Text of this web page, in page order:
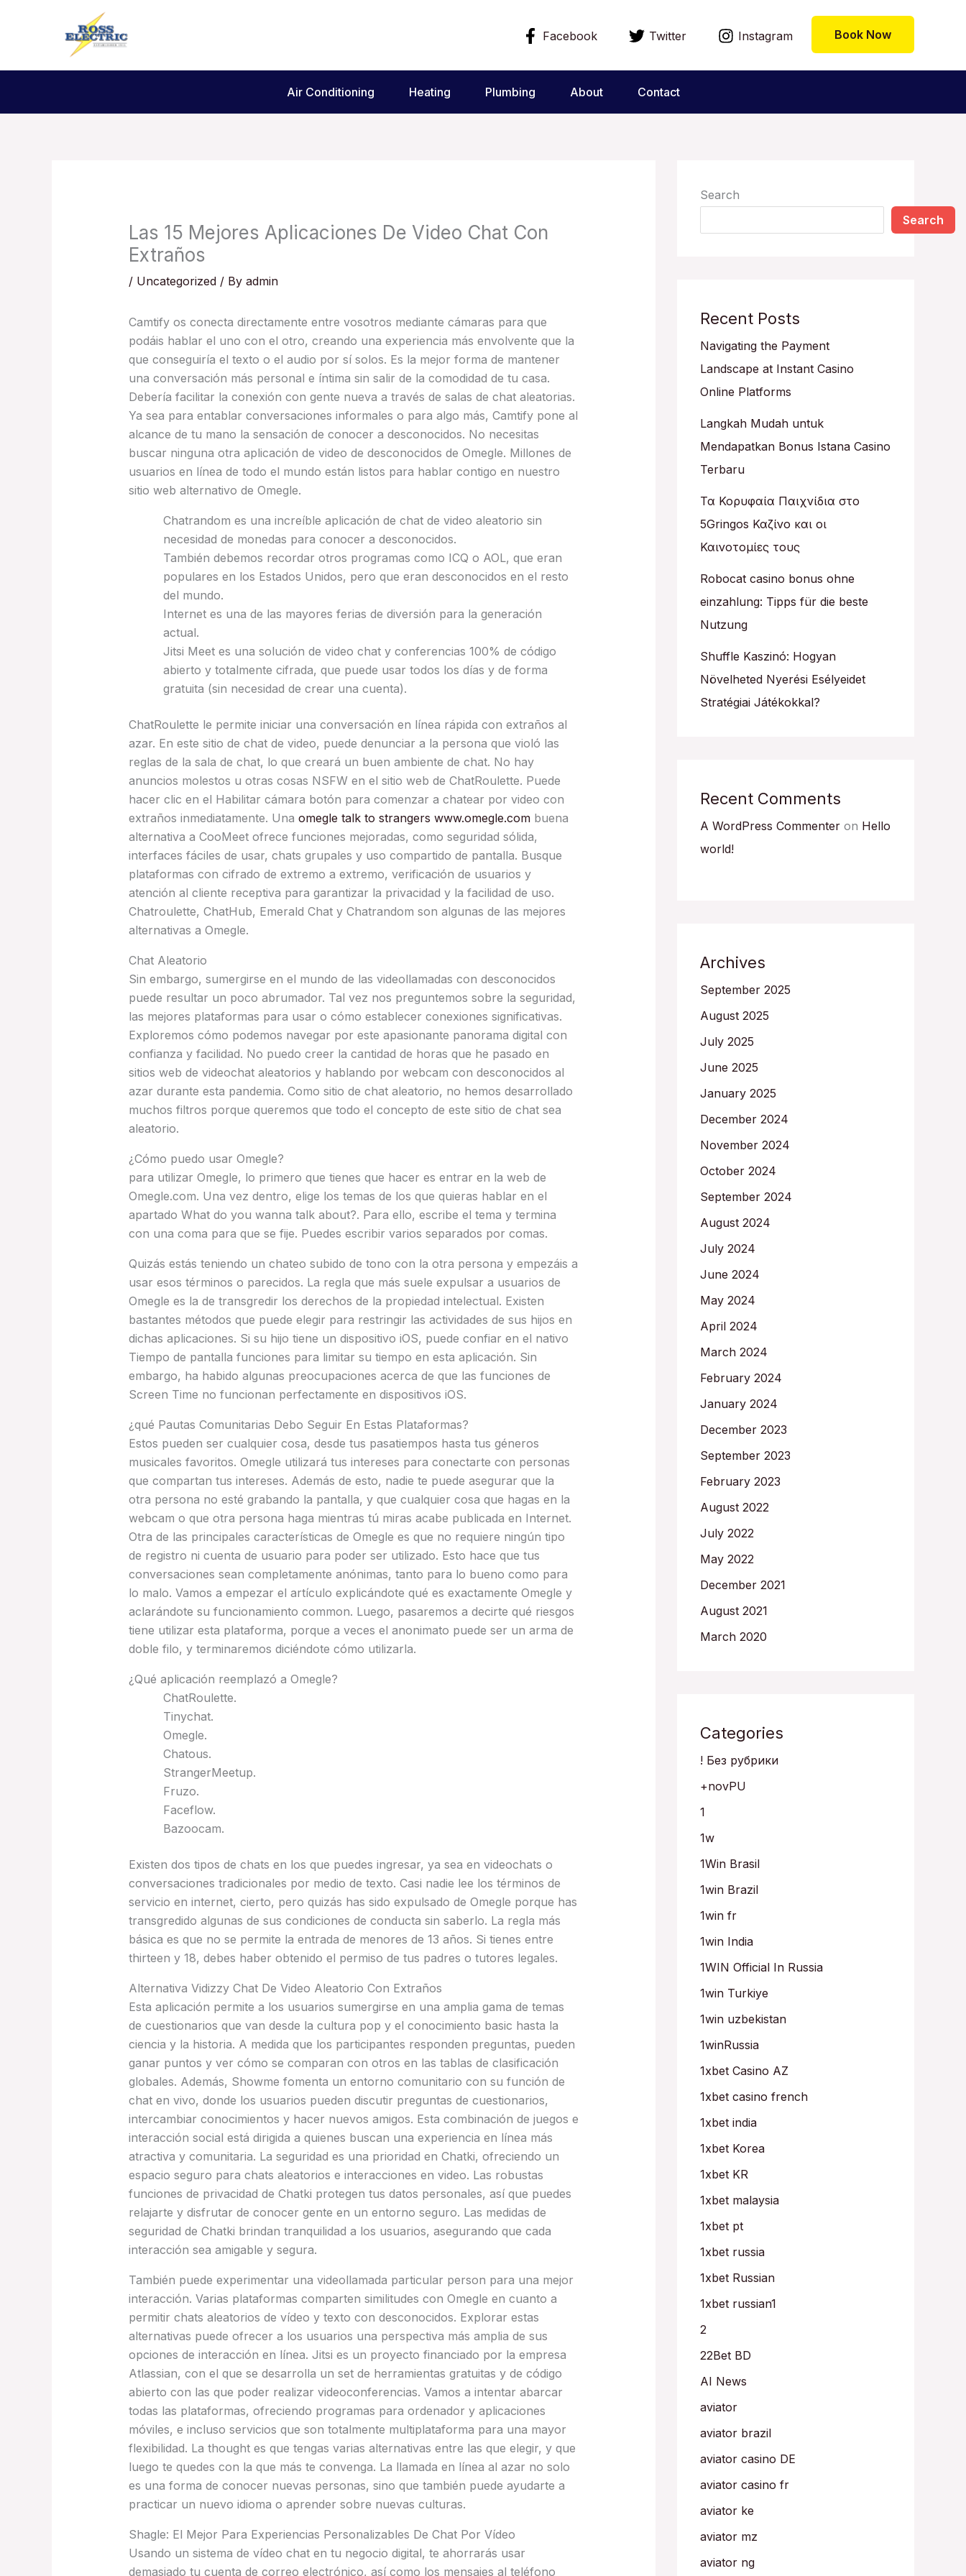
Facebook Twitter Instagram Book Now
Air Conditioning Heating Plumbing About Contact
Las 15 Mejores Aplicaciones De Video Chat Con
Extraños
/ Uncategorized/ By admin
Camtify os conecta directamente entre vosotros mediante cámaras para que
podáis hablar el uno con el otro, creando una experiencia más envolvente que la
que conseguiría el texto o el audio por sí solos. Es la mejor forma de mantener
una conversación más personal e íntima sin salir de la comodidad de tu casa.
Debería facilitar la conexión con gente nueva a través de salas de chat aleatorias.
Ya sea para entablar conversaciones informales o para algo más, Camtify pone al
alcance de tu mano la sensación de conocer a desconocidos. No necesitas
buscar ninguna otra aplicación de video de desconocidos de Omegle. Millones de
usuarios en línea de todo el mundo están listos para hablar contigo en nuestro
sitio web alternativo de Omegle.
Chatrandom es una increíble aplicación de chat de video aleatorio sin
necesidad de monedas para conocer a desconocidos.
También debemos recordar otros programas como ICQ o AOL, que eran
populares en los Estados Unidos, pero que eran desconocidos en el resto
del mundo.
Internet es una de las mayores ferias de diversión para la generación
actual.
Jitsi Meet es una solución de video chat y conferencias 100% de código
abierto y totalmente cifrada, que puede usar todos los días y de forma
gratuita (sin necesidad de crear una cuenta).
ChatRoulette le permite iniciar una conversación en línea rápida con extraños al
azar. En este sitio de chat de video, puede denunciar a la persona que violó las
reglas de la sala de chat, lo que creará un buen ambiente de chat. No hay
anuncios molestos u otras cosas NSFW en el sitio web de ChatRoulette. Puede
hacer clic en el Habilitar cámara botón para comenzar a chatear por video con
extraños inmediatamente. Una omegle talk to strangers www.omegle.combuena
alternativa a CooMeet ofrece funciones mejoradas, como seguridad sólida,
interfaces fáciles de usar, chats grupales y uso compartido de pantalla. Busque
plataformas con cifrado de extremo a extremo, verificación de usuarios y
atención al cliente receptiva para garantizar la privacidad y la facilidad de uso.
Chatroulette, ChatHub, Emerald Chat y Chatrandom son algunas de las mejores
alternativas a Omegle.
Chat Aleatorio
Sin embargo, sumergirse en el mundo de las videollamadas con desconocidos
puede resultar un poco abrumador. Tal vez nos preguntemos sobre la seguridad,
las mejores plataformas para usar o cómo establecer conexiones significativas.
Exploremos cómo podemos navegar por este apasionante panorama digital con
confianza y facilidad. No puedo creer la cantidad de horas que he pasado en
sitios web de videochat aleatorios y hablando por webcam con desconocidos al
azar durante esta pandemia. Como sitio de chat aleatorio, no hemos desarrollado
muchos filtros porque queremos que todo el concepto de este sitio de chat sea
aleatorio.
¿Cómo puedo usar Omegle?
para utilizar Omegle, lo primero que tienes que hacer es entrar en la web de
Omegle.com. Una vez dentro, elige los temas de los que quieras hablar en el
apartado What do you wanna talk about?. Para ello, escribe el tema y termina
con una coma para que se fije. Puedes escribir varios separados por comas.
Quizás estás teniendo un chateo subido de tono con la otra persona y empezáis a
usar esos términos o parecidos. La regla que más suele expulsar a usuarios de
Omegle es la de transgredir los derechos de la propiedad intelectual. Existen
bastantes métodos que puede elegir para restringir las actividades de sus hijos en
dichas aplicaciones. Si su hijo tiene un dispositivo iOS, puede confiar en el nativo
Tiempo de pantalla funciones para limitar su tiempo en esta aplicación. Sin
embargo, ha habido algunas preocupaciones acerca de que las funciones de
Screen Time no funcionan perfectamente en dispositivos iOS.
¿qué Pautas Comunitarias Debo Seguir En Estas Plataformas?
Estos pueden ser cualquier cosa, desde tus pasatiempos hasta tus géneros
musicales favoritos. Omegle utilizará tus intereses para conectarte con personas
que compartan tus intereses. Además de esto, nadie te puede asegurar que la
otra persona no esté grabando la pantalla, y que cualquier cosa que hagas en la
webcam o que otra persona haga mientras tú miras acabe publicada en Internet.
Otra de las principales características de Omegle es que no requiere ningún tipo
de registro ni cuenta de usuario para poder ser utilizado. Esto hace que tus
conversaciones sean completamente anónimas, tanto para lo bueno como para
lo malo. Vamos a empezar el artículo explicándote qué es exactamente Omegle y
aclarándote su funcionamiento common. Luego, pasaremos a decirte qué riesgos
tiene utilizar esta plataforma, porque a veces el anonimato puede ser un arma de
doble filo, y terminaremos diciéndote cómo utilizarla.
¿Qué aplicación reemplazó a Omegle?
ChatRoulette.
Tinychat.
Omegle.
Chatous.
StrangerMeetup.
Fruzo.
Faceflow.
Bazoocam.
Existen dos tipos de chats en los que puedes ingresar, ya sea en videochats o
conversaciones tradicionales por medio de texto. Casi nadie lee los términos de
servicio en internet, cierto, pero quizás has sido expulsado de Omegle porque has
transgredido algunas de sus condiciones de conducta sin saberlo. La regla más
básica es que no se permite la entrada de menores de 13 años. Si tienes entre
thirteen y 18, debes haber obtenido el permiso de tus padres o tutores legales.
Alternativa Vidizzy Chat De Video Aleatorio Con Extraños
Esta aplicación permite a los usuarios sumergirse en una amplia gama de temas
de cuestionarios que van desde la cultura pop y el conocimiento basic hasta la
ciencia y la historia. A medida que los participantes responden preguntas, pueden
ganar puntos y ver cómo se comparan con otros en las tablas de clasificación
globales. Además, Showme fomenta un entorno comunitario con su función de
chat en vivo, donde los usuarios pueden discutir preguntas de cuestionarios,
intercambiar conocimientos y hacer nuevos amigos. Esta combinación de juegos e
interacción social está dirigida a quienes buscan una experiencia en línea más
atractiva y comunitaria. La seguridad es una prioridad en Chatki, ofreciendo un
espacio seguro para chats aleatorios e interacciones en video. Las robustas
funciones de privacidad de Chatki protegen tus datos personales, así que puedes
relajarte y disfrutar de conocer gente en un entorno seguro. Las medidas de
seguridad de Chatki brindan tranquilidad a los usuarios, asegurando que cada
interacción sea amigable y segura.
También puede experimentar una videollamada particular person para una mejor
interacción. Varias plataformas comparten similitudes con Omegle en cuanto a
permitir chats aleatorios de vídeo y texto con desconocidos. Explorar estas
alternativas puede ofrecer a los usuarios una perspectiva más amplia de sus
opciones de interacción en línea. Jitsi es un proyecto financiado por la empresa
Atlassian, con el que se desarrolla un set de herramientas gratuitas y de código
abierto con las que poder realizar videoconferencias. Vamos a intentar abarcar
todas las plataformas, ofreciendo programas para ordenador y aplicaciones
móviles, e incluso servicios que son totalmente multiplataforma para una mayor
flexibilidad. La thought es que tengas varias alternativas entre las que elegir, y que
luego te quedes con la que más te convenga. La llamada en línea al azar no solo
es una forma de conocer nuevas personas, sino que también puede ayudarte a
practicar un nuevo idioma o aprender sobre nuevas culturas.
Shagle: El Mejor Para Experiencias Personalizables De Chat Por Vídeo
Usando un sistema de vídeo chat en tu negocio digital, te ahorrarás usar
demasiado tu cuenta de correo electrónico, así como los mensajes al teléfono
Search
Search
Recent Posts
Navigating the Payment
Landscape at Instant Casino
Online Platforms
Langkah Mudah untuk
Mendapatkan Bonus Istana Casino
Terbaru
Τα Κορυφαία Παιχνίδια στο
5Gringos Καζίνο και οι
Καινοτομίες τους
Robocat casino bonus ohne
einzahlung: Tipps für die beste
Nutzung
Shuffle Kaszinó: Hogyan
Növelheted Nyerési Esélyeidet
Stratégiai Játékokkal?
Recent Comments
A WordPress Commenter on Hello
world!
Archives
September 2025
August 2025
July 2025
June 2025
January 2025
December 2024
November 2024
October 2024
September 2024
August 2024
July 2024
June 2024
May 2024
April 2024
March 2024
February 2024
January 2024
December 2023
September 2023
February 2023
August 2022
July 2022
May 2022
December 2021
August 2021
March 2020
Categories
! Без рубрики
+novPU
1
1w
1Win Brasil
1win Brazil
1win fr
1win India
1WIN Official In Russia
1win Turkiye
1win uzbekistan
1winRussia
1xbet Casino AZ
1xbet casino french
1xbet india
1xbet Korea
1xbet KR
1xbet malaysia
1xbet pt
1xbet russia
1xbet Russian
1xbet russian1
2
22Bet BD
AI News
aviator
aviator brazil
aviator casino DE
aviator casino fr
aviator ke
aviator mz
aviator ng